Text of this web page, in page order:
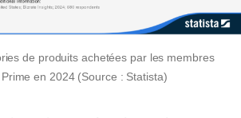
de produits achetées par les membres
en 2024 (Source : Statista)